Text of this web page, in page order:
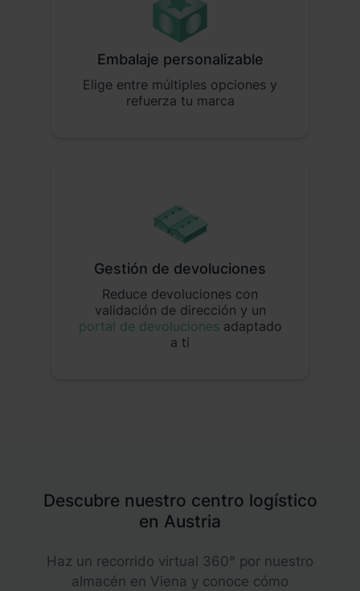
Embalaje personalizable
Elige entre múltiples opciones y
refuerza tu marca
Gestión de devoluciones
Reduce devoluciones con
validación de dirección y un
portal de devoluciones adaptado
a ti
Descubre nuestro centro logístico
en Austria
Haz un recorrido virtual 360° por nuestro
almacén en Viena y conoce cómo